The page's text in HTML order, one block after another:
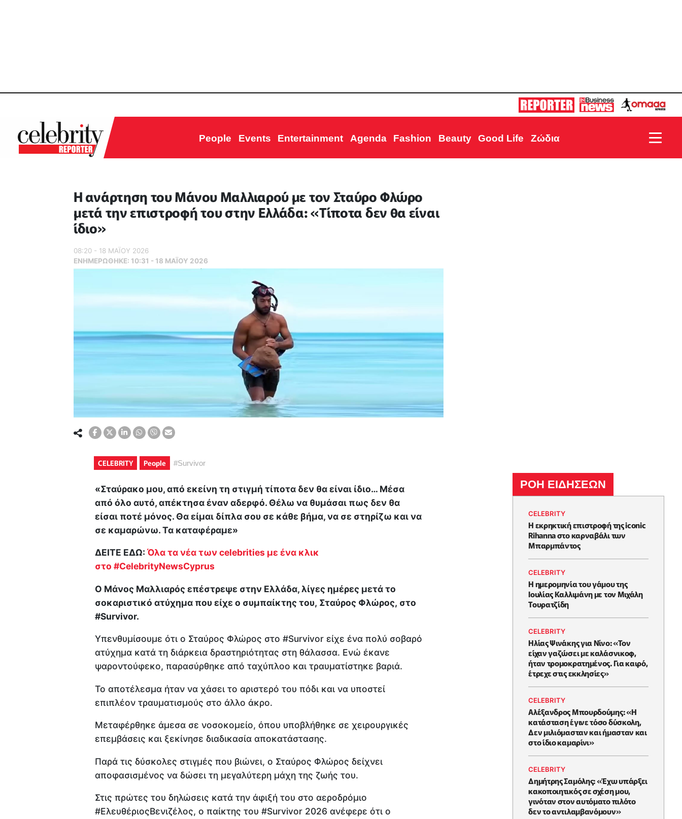
People Events Entertainment Agenda Fashion Beauty Good Life Ζώδια
Η ανάρτηση του Μάνου Μαλλιαρoύ με τον Σταύρο Φλώρο
μετά την επιστροφή του στην Ελλάδα: «Τίποτα δεν θα είναι
ίδιο»
08:20 - 18 ΜΑΪ́ΟΥ 2026
ΕΝΗΜΕΡΏΘΗΚΕ: 10:31 - 18 ΜΑΪ́ΟΥ 2026
CELEBRITY People #Survivor
«Σταύρακο μου, από εκείνη τη στιγμή τίποτα δεν θα είναι ίδιο… Μέσα
από όλο αυτό, απέκτησα έναν αδερφό. Θέλω να θυμάσαι πως δεν θα
είσαι ποτέ μόνος. Θα είμαι δίπλα σου σε κάθε βήμα, να σε στηρίζω και να
σε καμαρώνω. Τα καταφέραμε»
ΔΕΙΤΕ ΕΔΩ: Όλα τα νέα των celebrities με ένα κλικ
στο #CelebrityNewsCyprus
Ο Μάνος Μαλλιαρός επέστρεψε στην Ελλάδα, λίγες ημέρες μετά το
σοκαριστικό ατύχημα που είχε ο συμπαίκτης του, Σταύρος Φλώρος, στο
#Survivor.
Υπενθυμίσουμε ότι ο Σταύρος Φλώρος στο #Survivor είχε ένα πολύ σοβαρό
ατύχημα κατά τη διάρκεια δραστηριότητας στη θάλασσα. Ενώ έκανε
ψαροντούφεκο, παρασύρθηκε από ταχύπλοο και τραυματίστηκε βαριά.
Το αποτέλεσμα ήταν να χάσει το αριστερό του πόδι και να υποστεί
επιπλέον τραυματισμούς στο άλλο άκρο.
Μεταφέρθηκε άμεσα σε νοσοκομείο, όπου υποβλήθηκε σε χειρουργικές
επεμβάσεις και ξεκίνησε διαδικασία αποκατάστασης.
Παρά τις δύσκολες στιγμές που βιώνει, ο Σταύρος Φλώρος δείχνει
αποφασισμένος να δώσει τη μεγαλύτερη μάχη της ζωής του.
Στις πρώτες του δηλώσεις κατά την άφιξή του στο αεροδρόμιο
#ΕλευθέριοςΒενιζέλος, ο παίκτης του #Survivor 2026 ανέφερε ότι ο
ΡΟΗ ΕΙΔΗΣΕΩΝ
CELEBRITY
Η εκρηκτική επιστροφή της iconic
Rihanna στο καρναβάλι των
Μπαρμπάντος
CELEBRITY
Η ημερομηνία του γάμου της
Ιουλίας Καλλιμάνη με τον Μιχάλη
Τουρατζίδη
CELEBRITY
Ηλίας Ψινάκης για Νίνο: «Τον
είχαν γαζώσει με καλάσνικοφ,
ήταν τρομοκρατημένος. Για καιρό,
έτρεχε στις εκκλησίες»
CELEBRITY
Αλέξανδρος Μπουρδούμης: «Η
κατάσταση έγινε τόσο δύσκολη,
Δεν μιλιόμασταν και ήμασταν και
στο ίδιο καμαρίνι»
CELEBRITY
Δημήτρης Σαμόλης: «Έχω υπάρξει
κακοποιητικός σε σχέση μου,
γινόταν στον αυτόματο πιλότο
δεν το αντιλαμβανόμουν»